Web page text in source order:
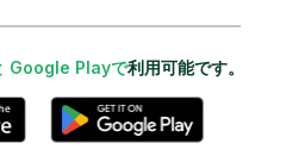
Google Playで利用可能です。